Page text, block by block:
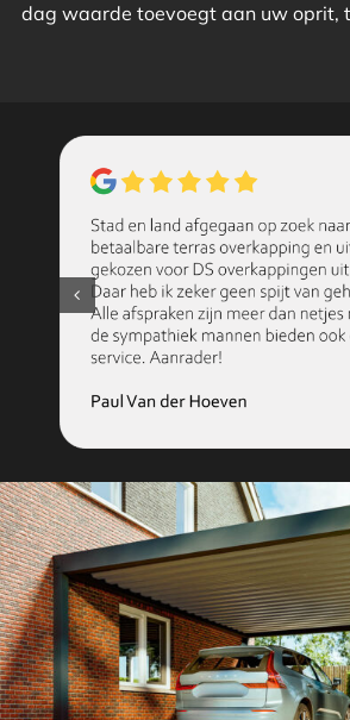
dag waarde toevoegt aan uw oprit,